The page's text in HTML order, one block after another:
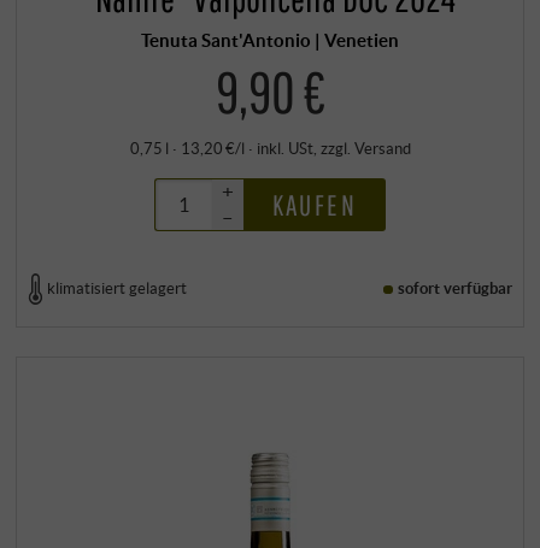
Tenuta Sant'Antonio | Venetien
9,90 €
0,75 l · 13,20 €/l · inkl. USt, zzgl. Versand
+
–
KAUFEN
klimatisiert gelagert sofort verfügbar